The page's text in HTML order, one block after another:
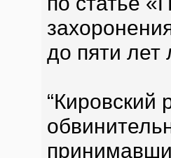
до пяти
“Кировский